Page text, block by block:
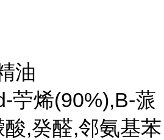
油
苧烯(90%),B-蒎
,癸醛,邻氨基苯